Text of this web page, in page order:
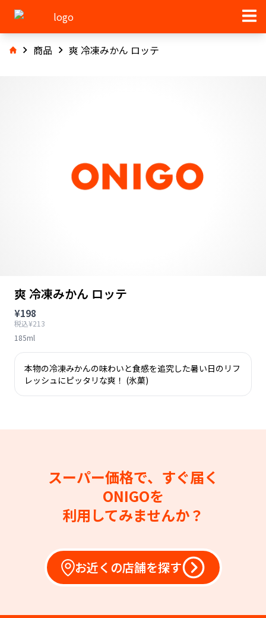
商品 爽 冷凍みかん ロッテ
爽 冷凍みかん ロッテ
¥198
税込¥213
185ml
本物の冷凍みかんの味わいと食感を追究した暑い日のリフ
レッシュにピッタリな爽！ (氷菓)
スーパー価格で、すぐ届く
ONIGOを
利用してみませんか？
お近くの店舗を探す